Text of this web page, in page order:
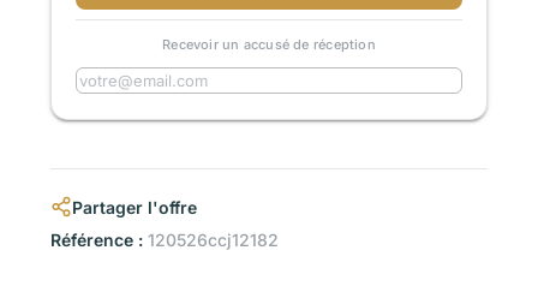
Recevoir un accusé de réception
Partager l'offre
Référence : 120526ccj12182